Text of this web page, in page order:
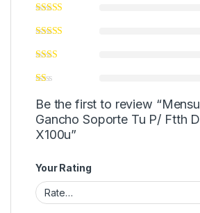
Be the first to review
Gancho Soporte Tu P/ Ftth
X100u”
Your Rating